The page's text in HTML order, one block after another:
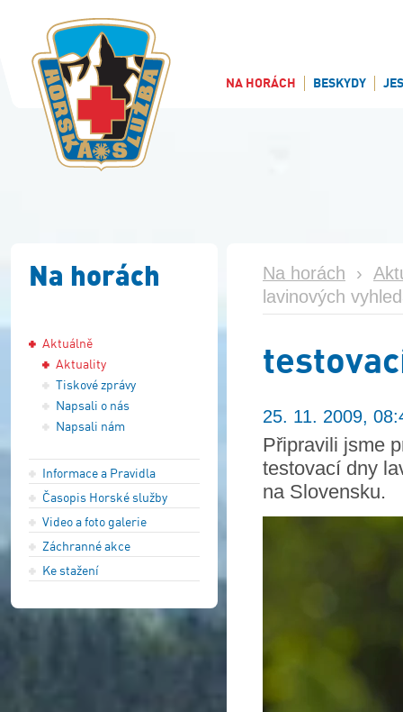
NA HORÁCH BESKYDY
Na horách
Aktuálně
Aktuality
Tiskové zprávy
Napsali o nás
Napsali nám
Informace a Pravidla
Časopis Horské služby
Video a foto galerie
Záchranné akce
Ke stažení
Na horách ›
lavinových
25. 11. 2009,
Připravili jsme
testovací dny
na Slovensku.